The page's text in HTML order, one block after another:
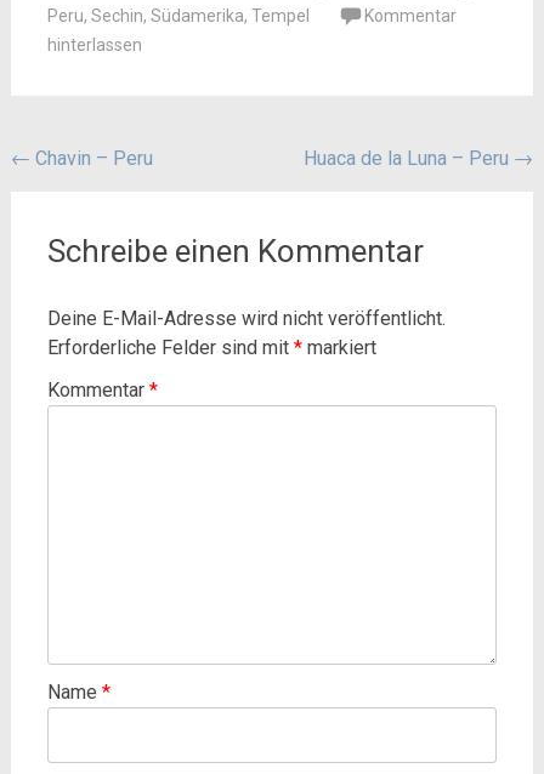
Peru, Sechin, Südamerika, Tempel
Kommentar
hinterlassen
Beitragsnavigation
← Chavin – Peru Huaca de la Luna – Peru →
Schreibe einen Kommentar
Deine E-Mail-Adresse wird nicht veröffentlicht.
Erforderliche Felder sind mit *markiert
Kommentar *
Name *